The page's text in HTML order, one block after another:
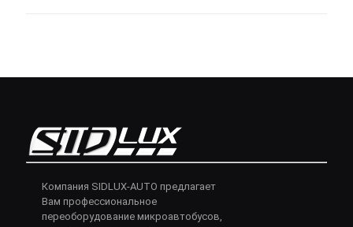
Компания SIDLUX-AUTO предлагает
Вам профессиональное
переоборудование микроавтобусов,